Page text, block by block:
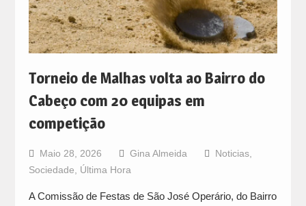
Torneio de Malhas volta ao Bairro do
Cabeço com 20 equipas em
competição
Maio 28, 2026 Gina Almeida Noticias,
Sociedade
Última Hora
A Comissão de Festas de São José Operário, do Bairro